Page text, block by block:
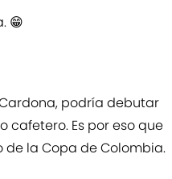
😁
podría debutar
cafetero. Es por eso que
de la Copa de Colombia.